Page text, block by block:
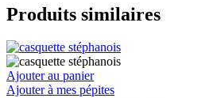
Produits similaires
Ajouter au panier
Ajouter à mes pépites